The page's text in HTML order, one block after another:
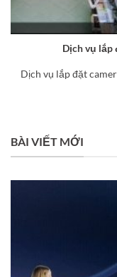
Dịch vụ lắp
Dịch vụ lắp đặt
BÀI VIẾT MỚI